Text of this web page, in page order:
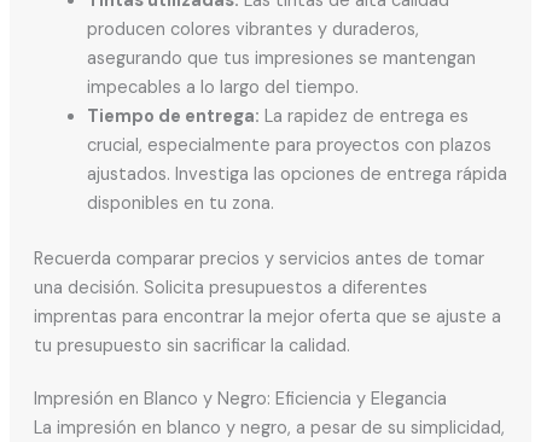
producen colores vibrantes y duraderos,
asegurando que tus impresiones se mantengan
impecables a lo largo del tiempo.
Tiempo de entrega: La rapidez de entrega es
crucial, especialmente para proyectos con plazos
ajustados. Investiga las opciones de entrega rápida
disponibles en tu zona.
Recuerda comparar precios y servicios antes de tomar
una decisión. Solicita presupuestos a diferentes
imprentas para encontrar la mejor oferta que se ajuste a
tu presupuesto sin sacrificar la calidad.
Impresión en Blanco y Negro: Eficiencia y Elegancia
La impresión en blanco y negro, a pesar de su simplicidad,